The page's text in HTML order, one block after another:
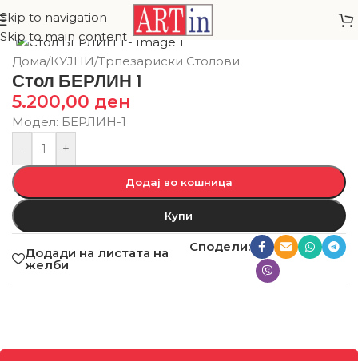
Skip to navigation
Skip to main content
Дома/КУЈНИ/Трпезариски Столови
Стол БЕРЛИН 1
5.200,00 ден
Модел: БЕРЛИН-1
-
+
Додај во кошница
Купи
Додади на листата на
желби
Сподели: